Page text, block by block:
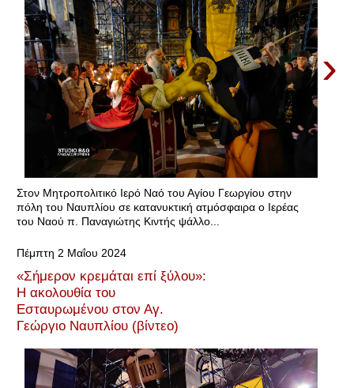
›
Στον Μητροπολιτικό Ιερό Ναό του Αγίου Γεωργίου στην
πόλη του Ναυπλίου σε κατανυκτική ατμόσφαιρα ο Ιερέας
του Ναού π. Παναγιώτης Κιντής ψάλλο...
Πέμπτη 2 Μαΐου 2024
«Σήμερον κρεμάται επί ξύλου»:
Η ακολουθία του
Εσταυρωμένου στον Αγ.
Γεώργιο Ναυπλίου (βίντεο)